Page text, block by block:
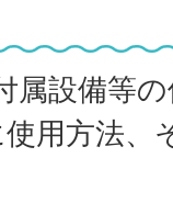
属設備等
用方法、